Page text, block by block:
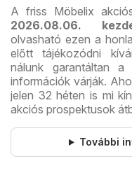
A friss Möbelix
2026.08.06.
olvasható ezen a
előtt tájékozódni
nálunk garantáltan a
információk várják.
jelen 32 héten is mi
akciós prospektusok
További